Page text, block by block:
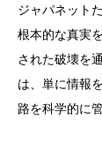
ジャパネット
根本的な真実
された破壊を
は、単に情報
路を科学的に